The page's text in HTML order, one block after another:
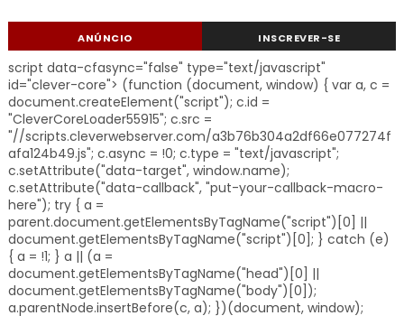
ANÚNCIO INSCREVER-SE
script data-cfasync="false" type="text/javascript"
id="clever-core"> (function (document, window) { var a, c =
document.createElement("script"); c.id =
"CleverCoreLoader55915"; c.src =
"//scripts.cleverwebserver.com/a3b76b304a2df66e077274f
afa124b49.js"; c.async = !0; c.type = "text/javascript";
c.setAttribute("data-target", window.name);
c.setAttribute("data-callback", "put-your-callback-macro-
here"); try { a =
parent.document.getElementsByTagName("script")[0] ||
document.getElementsByTagName("script")[0]; } catch (e)
{ a = !1; } a || (a =
document.getElementsByTagName("head")[0] ||
document.getElementsByTagName("body")[0]);
a.parentNode.insertBefore(c, a); })(document, window);